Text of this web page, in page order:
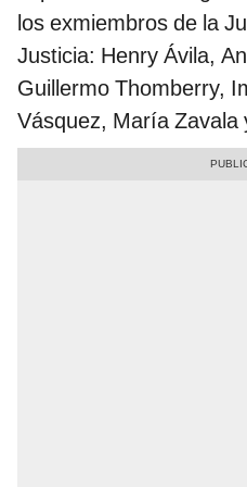
los exmiembros de la
Justicia: Henry Ávila,
Guillermo Thomberry,
Vásquez, María Zavala